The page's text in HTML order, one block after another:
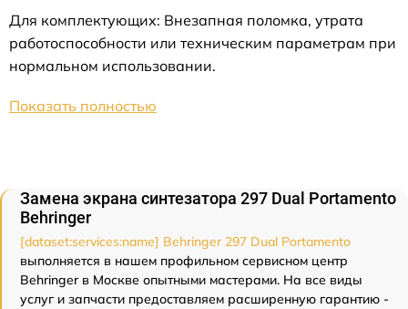
Для комплектующих: Внезапная поломка, утрата
работоспособности или техническим параметрам при
нормальном использовании.
Показать полностью
Замена экрана синтезатора 297 Dual Portamento
Behringer
[dataset:services:name] Behringer 297 Dual Portamento
выполняется в нашем профильном сервисном центр
Behringer в Москве опытными мастерами. На все виды
услуг и запчасти предоставляем расширенную гарантию -